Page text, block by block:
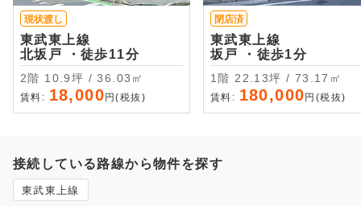
現状渡し
東武東上線
北坂戸 ・徒歩11分
2階 10.9坪 / 36.03㎡
賃料: 18,000 円(税抜)
閉店済
東武東上線
坂戸 ・徒歩1分
1階 22.13坪 / 73.17㎡
賃料: 180,000 円(税抜)
接続している路線から物件を探す
東武東上線